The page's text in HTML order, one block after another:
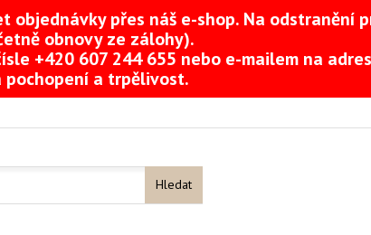
přes náš e-shop. Na odstranění
obnovy ze zálohy).
+420 607 244 655 nebo e-mailem na
pochopení a trpělivost.
Hledat